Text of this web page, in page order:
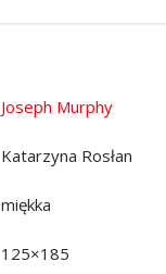
Joseph Murphy
Katarzyna Rosłan
miękka
125×185